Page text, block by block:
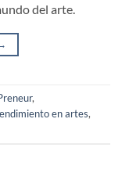
del arte.
,
en artes,